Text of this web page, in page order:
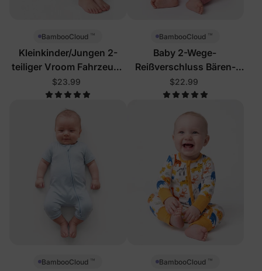
BambooCloud ™
Kleinkinder/Jungen 2-
teiliger Vroom Fahrzeuge
Schlafanzug
$23.99
BambooCloud ™
Baby 2-Wege-
Reißverschluss Bären-
Schlafanzug
$22.99
BambooCloud ™ BambooCloud ™